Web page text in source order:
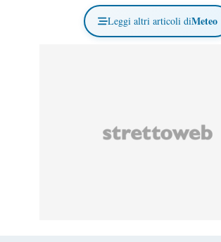
Leggi altri articoli diMeteo